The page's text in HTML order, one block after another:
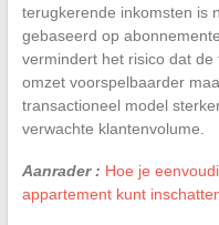
terugkerende inkomsten is
gebaseerd op
vermindert het risico dat
omzet voorspelbaarder
transactioneel model
verwachte klantenvolume.
Aanrader : Hoe je
appartement kunt